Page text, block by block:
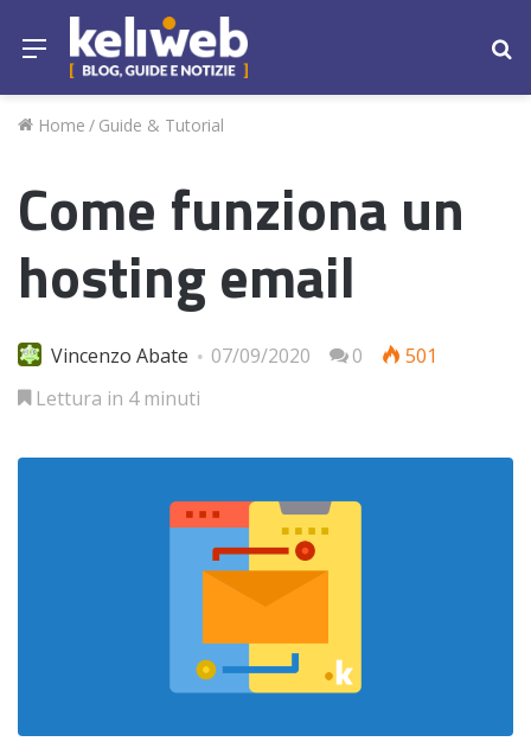
Menu
Home / Guide & Tutorial
Come funziona un
hosting email
Vincenzo Abate 07/09/2020 0
501
Lettura in 4 minuti